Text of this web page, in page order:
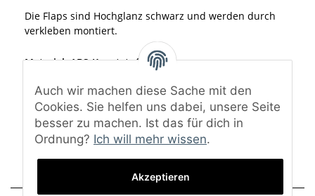
Die Flaps sind Hochglanz schwarz und werden durch
verkleben montiert.
Material: ABS-Kunststoff
Eine Lackierung ist nicht notwendig.
Lieferumfang: Nur die beiden Flaps
Auch wir machen diese Sache mit den
Cookies. Sie helfen uns dabei, unsere Seite
besser zu machen. Ist das für dich in
Ordnung? Ich will mehr wissen.
Akzeptieren